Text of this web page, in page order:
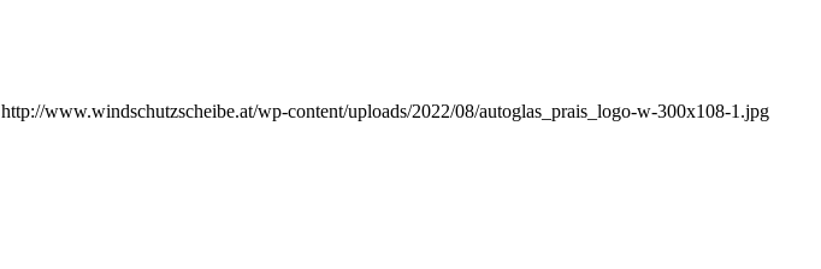
http://www.windschutzscheibe.at/wp-content/uploads/2022/08/autoglas_prais_logo-w-300x108-1.jpg